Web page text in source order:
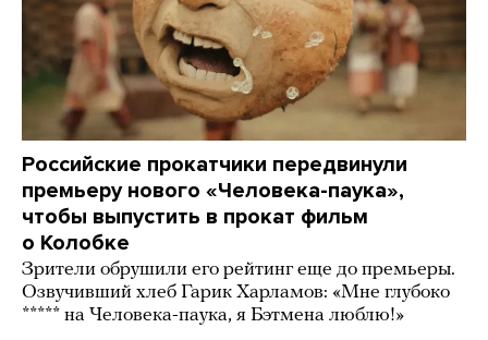
Российские прокатчики передвинули
премьеру нового «Человека-паука»,
чтобы выпустить в прокат фильм
о Колобке
Зрители обрушили его рейтинг еще до премьеры.
Озвучивший хлеб Гарик Харламов: «Мне глубоко
***** на Человека-паука, я Бэтмена люблю!»